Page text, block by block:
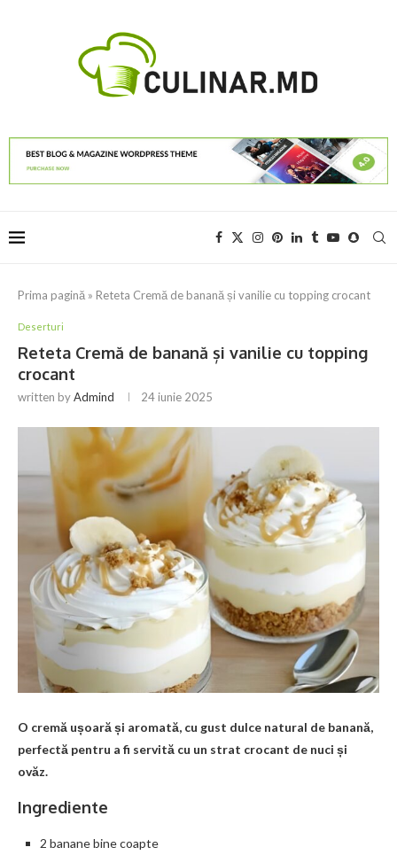
Prima pagină » Reteta Cremă de banană și vanilie cu topping crocant
Deserturi
Reteta Cremă de banană și vanilie cu topping
crocant
written byAdmind 24 iunie 2025
O cremă ușoară și aromată, cu gust dulce natural de banană,
perfectă pentru a fi servită cu un strat crocant de nuci și
ovăz.
Ingrediente
2 banane bine coapte